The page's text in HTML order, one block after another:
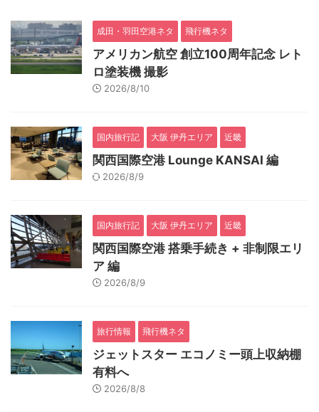
成田・羽田空港ネタ 飛行機ネタ
アメリカン航空 創立100周年記念 レト
ロ塗装機 撮影
2026/8/10
国内旅行記 大阪 伊丹エリア 近畿
関西国際空港 Lounge KANSAI 編
2026/8/9
国内旅行記 大阪 伊丹エリア 近畿
関西国際空港 搭乗手続き + 非制限エリ
ア 編
2026/8/9
旅行情報 飛行機ネタ
ジェットスター エコノミー頭上収納棚
有料へ
2026/8/8